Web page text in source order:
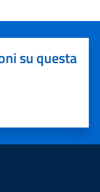
su questa